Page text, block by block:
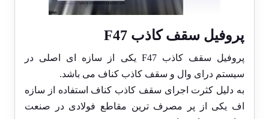
پروفیل سقف کاذبF47
پروفیل سقف کاذبF47 یکی از سازه ای اصلی در
سیستم درای وال و سقف کاذب کناف می باشد.
به دلیل کثرت اجرای سقف کاذب کناف استفاده از سازه
اف یکی از پر مصرف ترین مقاطع فولادی در صنعت